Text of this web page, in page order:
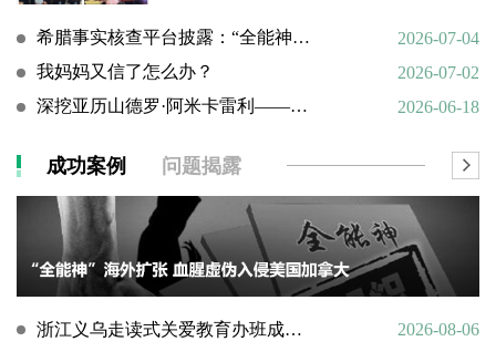
希腊事实核查平台披露：“全能神”邪教借AI技术向欧洲渗透
2026-07-04
我妈妈又信了怎么办？
2026-07-02
深挖亚历山德罗·阿米卡雷利——一个邪教组织的国际帮凶
2026-06-18
成功案例 问题揭露
浙江义乌走读式关爱教育办班成功转化9名“全能神”“全范围教会”等邪教人员
2026-08-06